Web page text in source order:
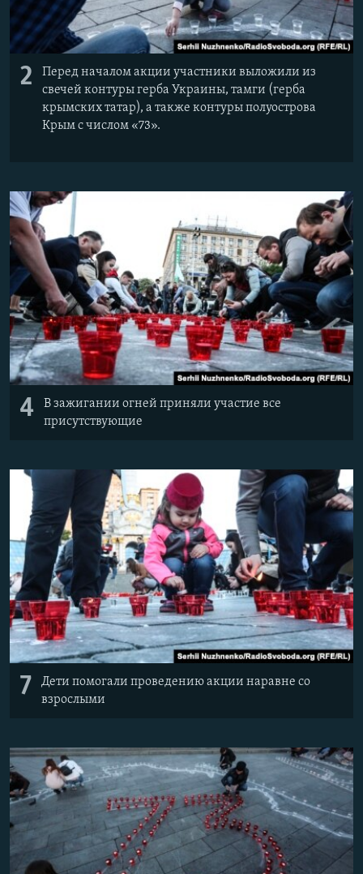
2
Перед началом акции участники выложили из
свечей контуры герба Украины, тамги (герба
крымских татар), а также контуры полуострова
Крым с числом «73».
4
В зажигании огней приняли участие все
присутствующие
7
Дети помогали проведению акции наравне со
взрослыми